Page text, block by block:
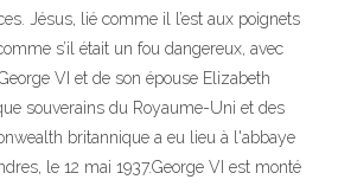
Jésus, lié comme il l’est aux poignets
s’il était un fou dangereux, avec
VI et de son épouse Elizabeth
souverains du Royaume-Uni et des
britannique a eu lieu à l'abbaye
le 12 mai 1937.George VI est monté